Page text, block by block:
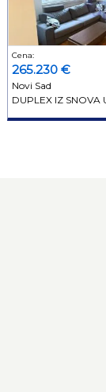
Cena:
265.230 €
Novi Sad
DUPLEX IZ SNOVA